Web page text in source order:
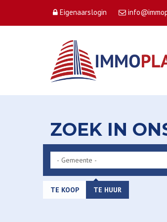
Eigenaarslogin
ZOEK IN
- Gemeente -
TE KOOP TE HUUR